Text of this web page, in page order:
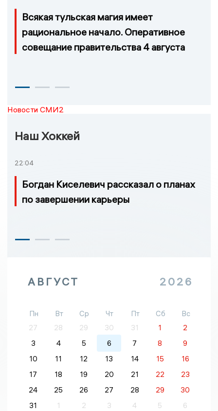
Всякая тульская магия имеет
рациональное начало. Оперативное
совещание правительства 4 августа
Новости СМИ2
Наш Хоккей
22:04
Богдан Киселевич рассказал о планах
по завершении карьеры
АВГУСТ 2026
Пн Вт Ср Чт Пт Сб
Вс
27
28 29 30 31 1
2
3
4 5 6 7 8
9
10
11 12 13 14 15
16
17
18 19 20 21 22
23
24
25 26 27 28 29
30
31
1 2 3 4 5 6